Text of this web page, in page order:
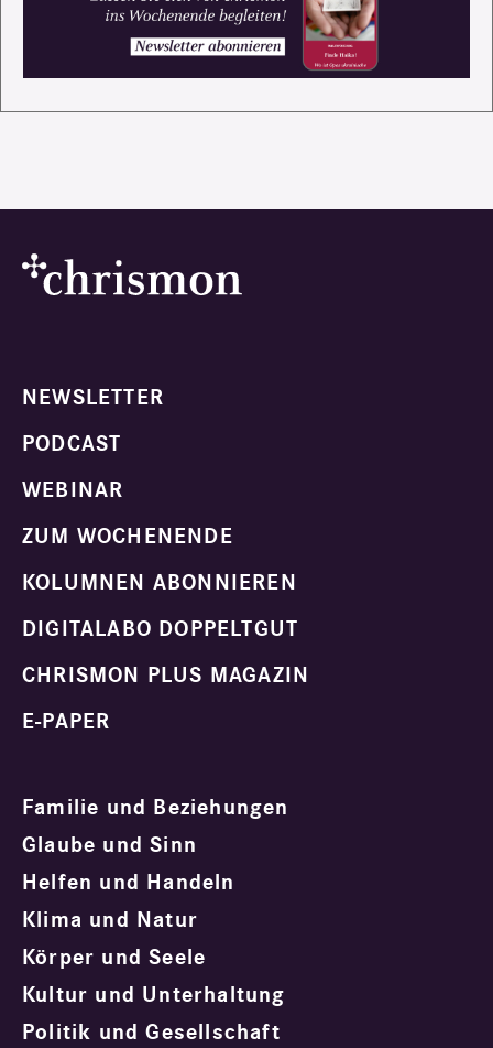
NEWSLETTER
PODCAST
WEBINAR
ZUM WOCHENENDE
KOLUMNEN ABONNIEREN
DIGITALABO DOPPELTGUT
CHRISMON PLUS MAGAZIN
E-PAPER
Familie und Beziehungen
Glaube und Sinn
Helfen und Handeln
Klima und Natur
Körper und Seele
Kultur und Unterhaltung
Politik und Gesellschaft